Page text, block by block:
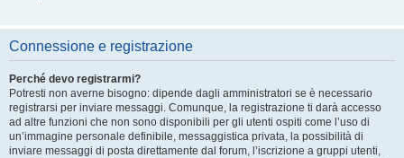
Connessione e registrazione
Perché devo registrarmi?
Potresti non averne bisogno: dipende dagli amministratori se è necessario
registrarsi per inviare messaggi. Comunque, la registrazione ti darà accesso
ad altre funzioni che non sono disponibili per gli utenti ospiti come l’uso di
un’immagine personale definibile, messaggistica privata, la possibilità di
inviare messaggi di posta direttamente dal forum, l’iscrizione a gruppi utenti,